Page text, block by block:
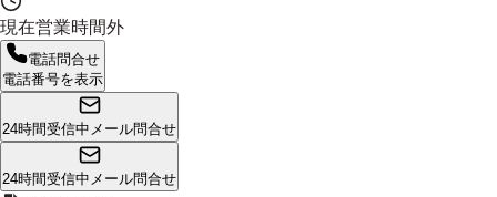
現在営業時間外
電話問合せ
電話番号を表示
24時間受信中 メール問合せ
24時間受信中 メール問合せ